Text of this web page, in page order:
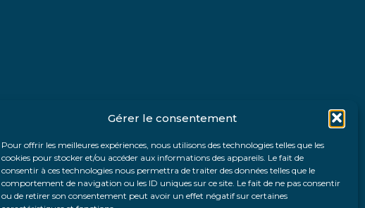
Gérer le consentement
Pour offrir les meilleures expériences, nous utilisons des technologies telles que les
cookies pour stocker et/ou accéder aux informations des appareils. Le fait de
consentir à ces technologies nous permettra de traiter des données telles que le
comportement de navigation ou les ID uniques sur ce site. Le fait de ne pas consentir
ou de retirer son consentement peut avoir un effet négatif sur certaines